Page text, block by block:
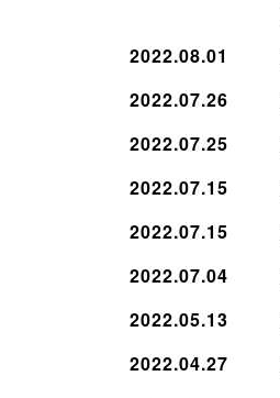
2022.08.01
2022.07.26
2022.07.25
2022.07.15
2022.07.15
2022.07.04
2022.05.13
2022.04.27